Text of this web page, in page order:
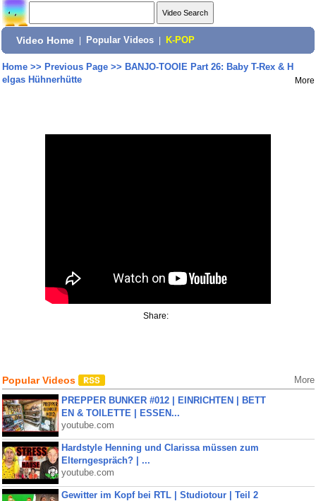
Video Home Popular Videos K-POP
Home>> Previous Page>> BANJO-TOOIE Part 26: Baby T-Rex & H
elgas Hühnerhütte
More
Share:
Popular Videos More
PREPPER BUNKER #012 | EINRICHTEN | BETT
EN & TOILETTE | ESSEN...
youtube.com
Hardstyle Henning und Clarissa müssen zum
Elterngespräch? | ...
youtube.com
Gewitter im Kopf bei RTL | Studiotour | Teil 2